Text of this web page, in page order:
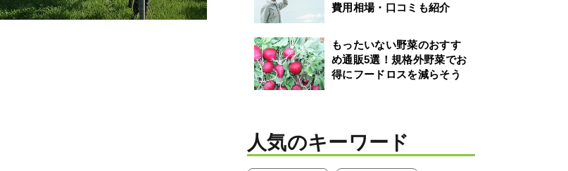
費用相場・口コミも紹介
もったいない野菜のおすす
め通販5選！規格外野菜でお
得にフードロスを減らそう
人気のキーワード